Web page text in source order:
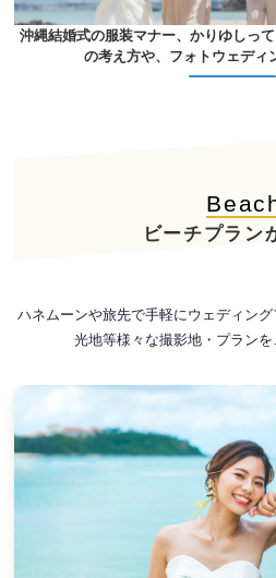
沖縄結婚式の服装マナー、かりゆしっ
の考え方や、フォトウェディ
ビーチプラン
ハネムーンや旅先で手軽にウェディン
光地等様々な撮影地・プランを